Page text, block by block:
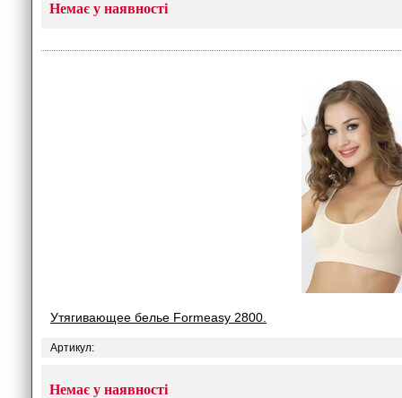
Немає у наявності
Утягивающее белье Formeasy 2800.
Артикул:
Немає у наявності